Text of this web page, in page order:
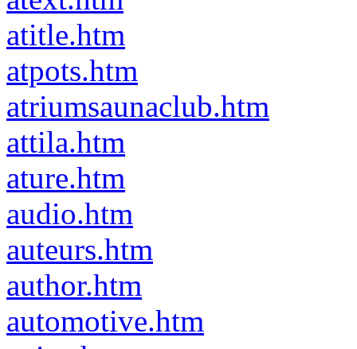
atitle.htm
atpots.htm
atriumsaunaclub.htm
attila.htm
ature.htm
audio.htm
auteurs.htm
author.htm
automotive.htm